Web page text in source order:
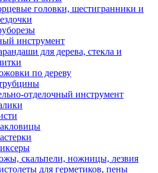
головки, шестигранники и
инструмент
для дерева, стекла и
по дереву
отделочный инструмент
скальпели, ножницы, лезвия
для герметиков, пены